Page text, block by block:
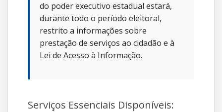
do poder executivo estadual estará,
durante todo o período eleitoral,
restrito a informações sobre
prestação de serviços ao cidadão e à
Lei de Acesso à Informação.
Serviços Essenciais Disponíveis: